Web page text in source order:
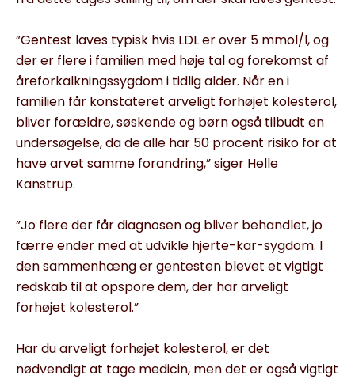
”Gentest laves typisk hvis LDL er over 5 mmol/l, og
der er flere i familien med høje tal og forekomst af
åreforkalknings­sygdom i tidlig alder. Når en i
familien får konstateret arveligt forhøjet kolesterol,
bliver forældre, søskende og børn også tilbudt en
undersøgelse, da de alle har 50 procent risiko for at
have arvet samme forandring,” siger Helle
Kanstrup.
”Jo flere der får diagnosen og bliver behandlet, jo
færre ender med at udvikle hjerte-kar-sygdom. I
den sammenhæng er gentesten blevet et vigtigt
redskab til at opspore dem, der har arveligt
forhøjet kolesterol.”
Har du arveligt forhøjet kolesterol, er det
nødvendigt at tage medicin, men det er også vigtigt